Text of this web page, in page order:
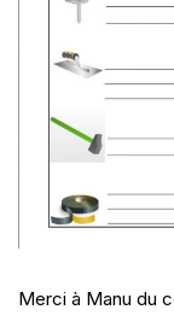
Merci à Manu du